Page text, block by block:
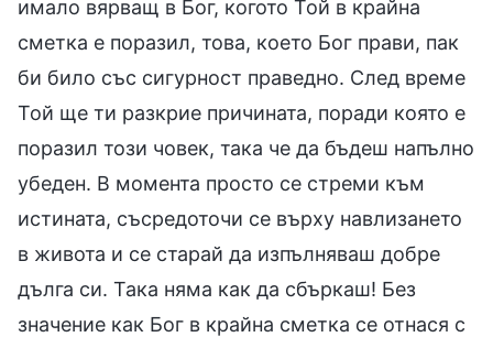
имало вярващ в Бог, когото Той в крайна
сметка е поразил, това, което Бог прави, пак
би било със сигурност праведно. След време
Той ще ти разкрие причината, поради която е
поразил този човек, така че да бъдеш напълно
убеден. В момента просто се стреми към
истината, съсредоточи се върху навлизането
в живота и се старай да изпълняваш добре
дълга си. Така няма как да сбъркаш! Без
значение как Бог в крайна сметка се отнася с